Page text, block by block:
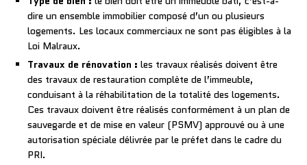
dire un ensemble immobilier composé d’un ou plusieurs
logements. Les locaux commerciaux ne sont pas éligibles à la
Loi Malraux.
Travaux de rénovation : les travaux réalisés doivent être
des travaux de restauration complète de l’immeuble,
conduisant à la réhabilitation de la totalité des logements.
Ces travaux doivent être réalisés conformément à un plan de
sauvegarde et de mise en valeur (PSMV) approuvé ou à une
autorisation spéciale délivrée par le préfet dans le cadre du
PRI.